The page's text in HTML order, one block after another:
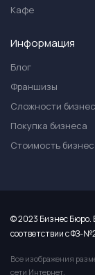
Кафе
Информация
Блог
Франшизы
Сложности
Покупка бизнеса
Стоимость
© 2023 Бизнес Бюро.
соответствии с ФЗ-
Все изображения
сети Интернет.